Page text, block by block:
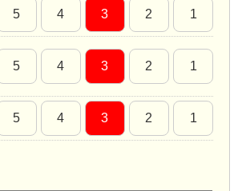
5 4 3 2 1
5 4 3 2 1
5 4 3 2 1